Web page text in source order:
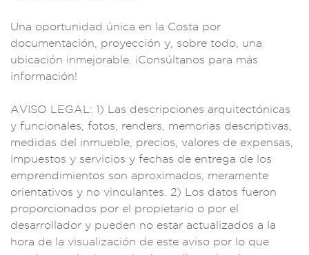
Una oportunidad única en la Costa por
documentación, proyección y, sobre todo, una
ubicación inmejorable. ¡Consúltanos para más
información!
AVISO LEGAL: 1) Las descripciones arquitectónicas
y funcionales, fotos, renders, memorias descriptivas,
medidas del inmueb le, precios, va lores de expensas
impuestos y servicios y fechas de entrega de los
emprendimientos son aproximados, meramente
orientativos y no vinculantes. 2) Los datos fueron
proporcionados por el propietario o por el
desarrollador y pueden no estar actualizados a la
hora de la visualización de este aviso por lo que